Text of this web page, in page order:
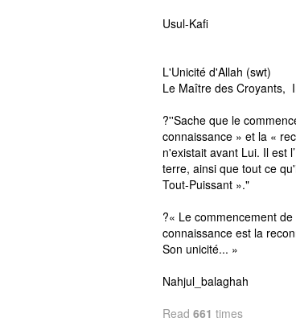
Usul-Kafi
L'Unicité d'Allah (swt)
Le Maître des Croyants,
?''Sache que le
connaissance » et la «
n'existait avant Lui. Il est
terre, ainsi que tout ce
Tout-Puissant »."
?« Le commencement
connaissance est la
Son unicité... »
Nahjul_balaghah
Read 661 times